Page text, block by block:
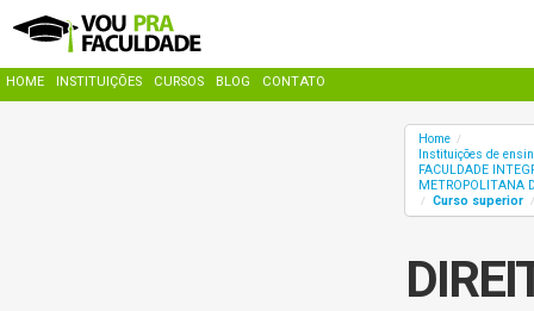
HOME INSTITUIÇÕES CURSOS BLOG CONTATO
Home /
Instituições de
FACULDADE
METROPOLITANA
/ Curso superior /